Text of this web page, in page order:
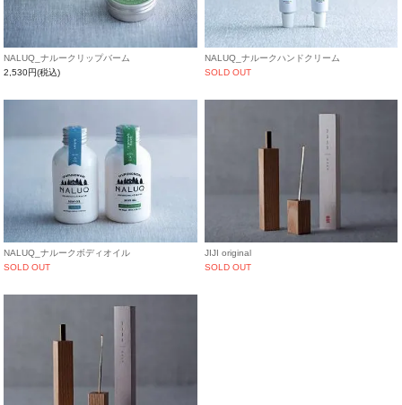
NALUQ_ナルークリップバーム
2,530円(税込)
NALUQ_ナルークハンドクリーム
SOLD OUT
NALUQ_ナルークボディオイル
SOLD OUT
JIJI original
SOLD OUT